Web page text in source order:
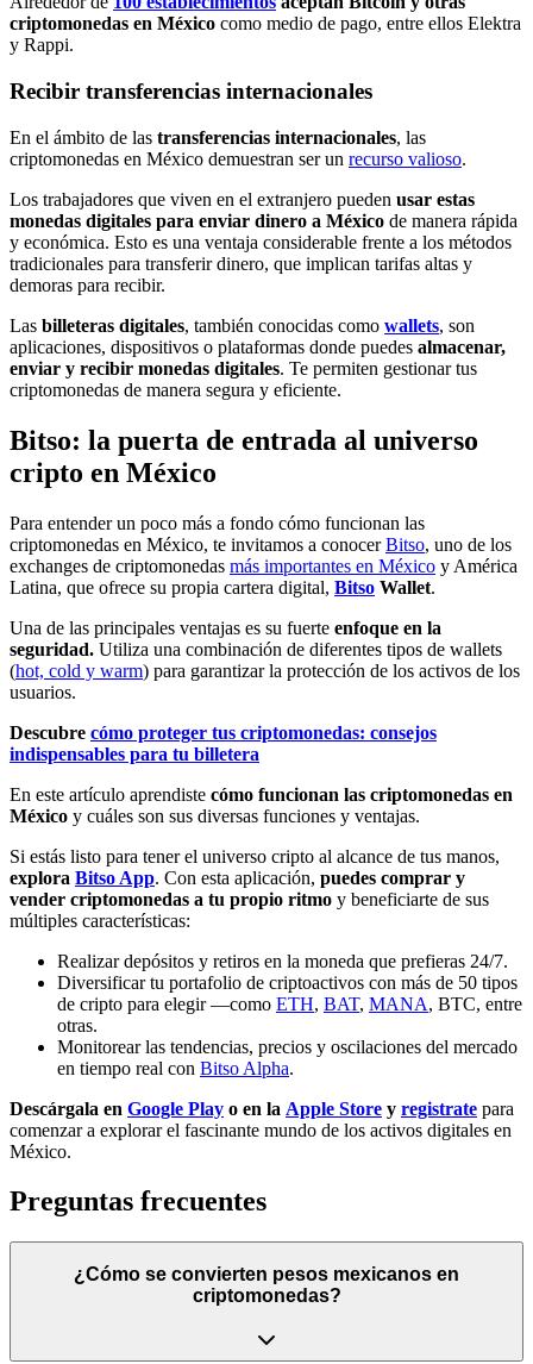
criptomonedas en México como medio de pago, entre ellos Elektra
y Rappi.
Recibir transferencias internacionales
En el ámbito de las transferencias internacionales, las
criptomonedas en México demuestran ser un recurso valioso.
Los trabajadores que viven en el extranjero pueden usar estas
monedas digitales para enviar dinero a México de manera rápida
y económica. Esto es una ventaja considerable frente a los métodos
tradicionales para transferir dinero, que implican tarifas altas y
demoras para recibir.
Las billeteras digitales, también conocidas como wallets, son
aplicaciones, dispositivos o plataformas donde puedes almacenar,
enviar y recibir monedas digitales. Te permiten gestionar tus
criptomonedas de manera segura y eficiente.
Bitso: la puerta de entrada al universo
cripto en México
Para entender un poco más a fondo cómo funcionan las
criptomonedas en México, te invitamos a conocerBitso, uno de los
exchanges de criptomonedas más importantes en México y América
Latina, que ofrece su propia cartera digital, Bitso Wallet.
Una de las principales ventajas es su fuerte enfoque en la
seguridad. Utiliza una combinación de diferentes tipos de wallets
(hot, cold y warm) para garantizar la protección de los activos de los
usuarios.
Descubre cómo proteger tus criptomonedas: consejos
indispensables para tu billetera
En este artículo aprendiste cómo funcionan las criptomonedas en
México y cuáles son sus diversas funciones y ventajas.
Si estás listo para tener el universo cripto al alcance de tus manos,
explora Bitso App. Con esta aplicación, puedes comprar y
vender criptomonedas a tu propio ritmo y beneficiarte de sus
múltiples características:
Realizar depósitos y retiros en la moneda que prefieras 24/7.
Diversificar tu portafolio de criptoactivos con más de 50 tipos
de cripto para elegir —como ETH, BAT, MANA, BTC, entre
otras.
Monitorear las tendencias, precios y oscilaciones del mercado
en tiempo real con Bitso Alpha.
Descárgala en Google Play o en la Apple Store y registrate para
comenzar a explorar el fascinante mundo de los activos digitales en
México.
Preguntas frecuentes
¿Cómo se convierten pesos mexicanos en
criptomonedas?